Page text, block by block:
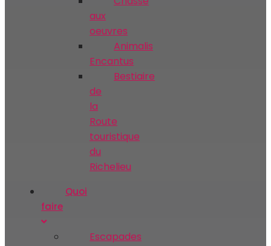
aux
oeuvres
Animalis
Encantus
Bestiaire
de
la
Route
touristique
du
Richelieu
Quoi
faire
Escapades